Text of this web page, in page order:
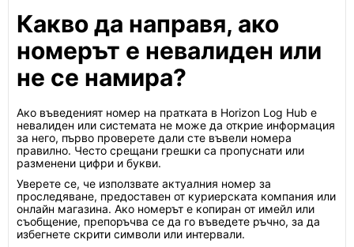
Какво да направя, ако
номерът е невалиден или
не се намира?
Ако въведеният номер на пратката в Horizon Log Hub е
невалиден или системата не може да открие информация
за него, първо проверете дали сте въвели номера
правилно. Често срещани грешки са пропуснати или
разменени цифри и букви.
Уверете се, че използвате актуалния номер за
проследяване, предоставен от куриерската компания или
онлайн магазина. Ако номерът е копиран от имейл или
съобщение, препоръчва се да го въведете ръчно, за да
избегнете скрити символи или интервали.